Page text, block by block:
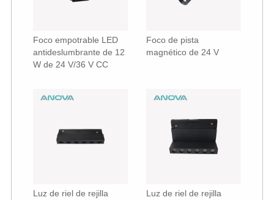
Foco empotrable LED
antideslumbrante de 12
W de 24 V/36 V CC
Foco de pista
magnético de 24 V
Luz de riel de rejilla
Luz de riel de rejilla